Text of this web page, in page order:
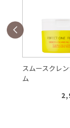
スムースクレ
ム